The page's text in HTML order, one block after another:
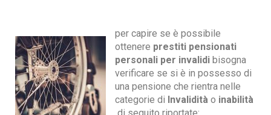
per capire se è possibile
ottenere prestiti pensionati
personali per invalidi bisogna
verificare se si è in possesso di
una pensione che rientra nelle
categorie di Invalidità o inabilità